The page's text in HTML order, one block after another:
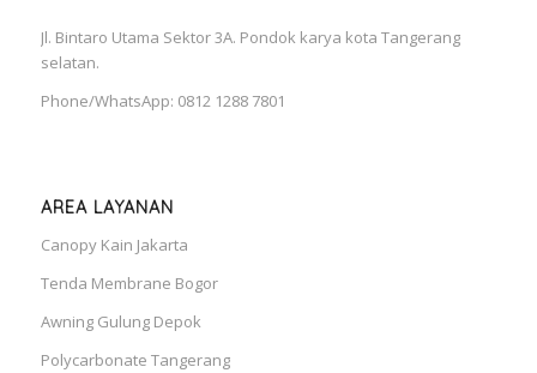
Jl. Bintaro Utama Sektor 3A. Pondok karya kota Tangerang
selatan.
Phone/WhatsApp: 0812 1288 7801
AREA LAYANAN
Canopy Kain Jakarta
Tenda Membrane Bogor
Awning Gulung Depok
Polycarbonate Tangerang